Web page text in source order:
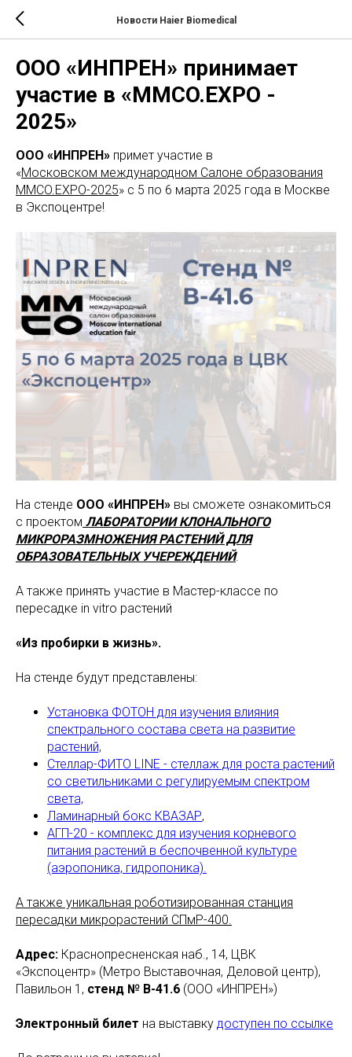
Новости Haier Biomedical
ООО «ИНПРЕН» принимает
участие в «MMCO.EXPO -
2025»
ООО «ИНПРЕН» примет участие в
«Московском международном Салоне образования
MMCO.EXPO-2025» с 5 по 6 марта 2025 года в Москве
в Экспоцентре!
На стенде ООО «ИНПРЕН» вы сможете ознакомиться
с проектом ЛАБОРАТОРИИ КЛОНАЛЬНОГО
МИКРОРАЗМНОЖЕНИЯ РАСТЕНИЙ ДЛЯ
ОБРАЗОВАТЕЛЬНЫХ УЧЕРЕЖДЕНИЙ.
А также принять участие в Мастер-классе по
пересадке in vitro растений
«Из пробирки в жизнь».
На стенде будут представлены:
Установка ФОТОН для изучения влияния
спектрального состава света на развитие
растений,
Стеллар-ФИТО LINE - стеллаж для роста растений
со светильниками с регулируемым спектром
света,
Ламинарный бокс КВАЗАР,
АГП-20 - комплекс для изучения корневого
питания растений в беспочвенной культуре
(аэропоника, гидропоника).
А также уникальная роботизированная станция
пересадки микрорастений СПмР-400.
Адрес: Краснопресненская наб., 14, ЦВК
«Экспоцентр» (Метро Выставочная, Деловой центр),
Павильон 1, стенд № В-41.6 (ООО «ИНПРЕН»)
Электронный билет на выставку доступен по ссылке